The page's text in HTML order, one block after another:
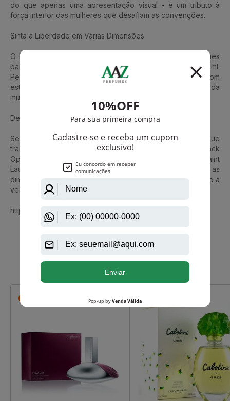
do que apenas uma apresentação visual - é um tributo à
força interior das mulheres que desafiam as convenções.
Sinta a Liberdade em Várias Dimensões
O Perfume Libre YSL está disponível em diferentes volumes
para se adequar à sua preferência: 30ml, 50ml e 90ml.
Permita-se explorar o mundo da liberdade aromática com
esta fragrância única que é capaz de capturar o espírito da
mulher moderna.
Desperte seu Poder Olfativo
Se você está buscando uma experiência aromática que
transcende o comum, permita-se também conhecer Black
Opium, outra criação intensa e distintiva de Yves Saint
Laurent. Com Libre e Black Opium, você pode explorar as
dimensões multifacetadas da sua personalidade, revelando a
verdadeira essência do seu ser.
https://www.aazperfumes.com.br/Yves-Saint-Laurent
Que viu, viu também